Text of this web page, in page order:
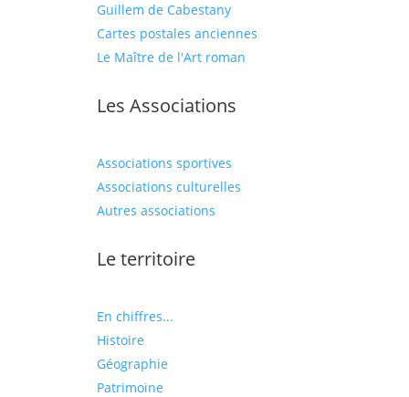
Guillem de Cabestany
Cartes postales anciennes
Le Maître de l'Art roman
Les Associations
Associations sportives
Associations culturelles
Autres associations
Le territoire
En chiffres...
Histoire
Géographie
Patrimoine